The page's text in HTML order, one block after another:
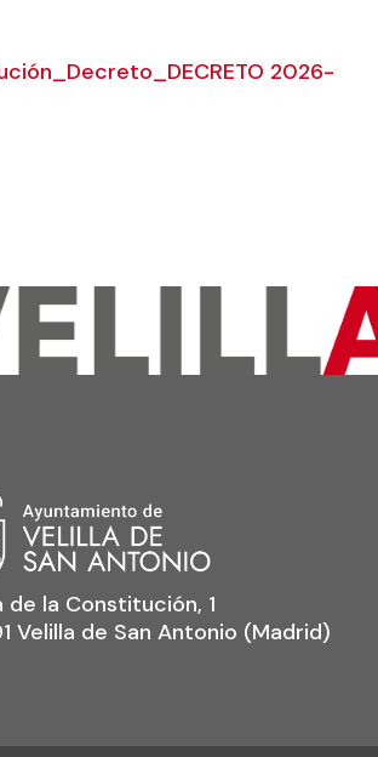
2026-
de la Constitución, 1
Velilla de San Antonio (Madrid)